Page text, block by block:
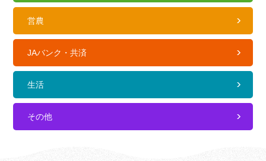
営農
JAバンク・共済
生活
その他